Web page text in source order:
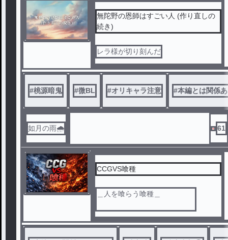
無陀野の恩師はすごい人 (作り直しの
続き)
レラ様が切り刻んだ
#桃源暗鬼 #微BL #オリキャラ注意 #本編とは関係
如月の雨🌧 61
CCGVS喰種
＿人を喰らう喰種＿
それに対抗するCCG 通常 白鳩